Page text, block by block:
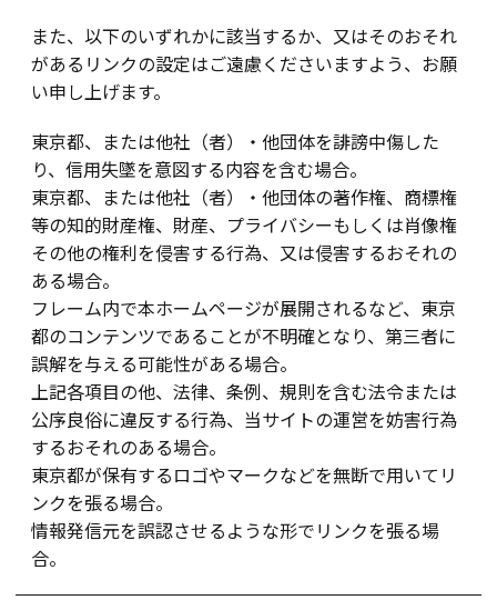
また、以下のいずれかに該当するか、又はそのおそれ
があるリンクの設定はご遠慮くださいますよう、お願
い申し上げます。
東京都、または他社（者）・他団体を誹謗中傷した
り、信用失墜を意図する内容を含む場合。
東京都、または他社（者）・他団体の著作権、商標権
等の知的財産権、財産、プライバシーもしくは肖像権
その他の権利を侵害する行為、又は侵害するおそれの
ある場合。
フレーム内で本ホームページが展開されるなど、東京
都のコンテンツであることが不明確となり、第三者に
誤解を与える可能性がある場合。
上記各項目の他、法律、条例、規則を含む法令または
公序良俗に違反する行為、当サイトの運営を妨害行為
するおそれのある場合。
東京都が保有するロゴやマークなどを無断で用いてリ
ンクを張る場合。
情報発信元を誤認させるような形でリンクを張る場
合。